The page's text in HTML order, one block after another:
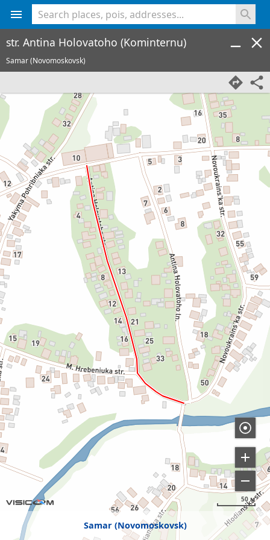
Samar (Novomoskovsk)
50 м
str. Antina Holovatoho (Kominternu)
Samar (Novomoskovsk)
<% console.log(hcard) %>